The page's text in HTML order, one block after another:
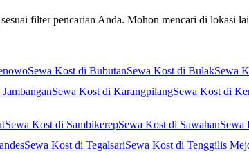
filter pencarian Anda. Mohon mencari di lokasi
Sewa Kost di BubutanSewa Kost di BulakSewa
Sewa Kost di KarangpilangSewa Kost di
Sewa Kost di SambikerepSewa Kost di SawahanSewa
Sewa Kost di TegalsariSewa Kost di Tenggilis